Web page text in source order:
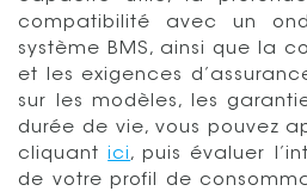
compatibilité avec un
système BMS, ainsi que la
et les exigences
sur les modèles, les
durée de vie, vous pouvez
cliquantici , puis évaluer
de votre profil de